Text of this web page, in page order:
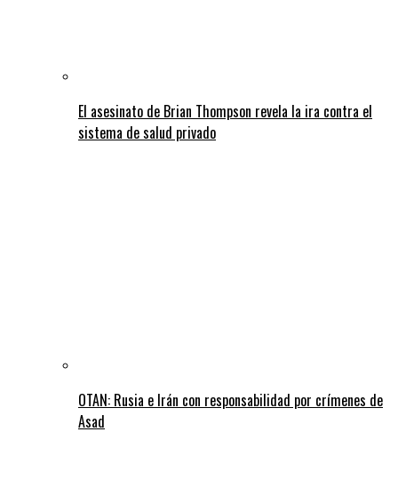
El asesinato de Brian Thompson revela la ira contra el
sistema de salud privado
OTAN: Rusia e Irán con responsabilidad por crímenes de
Asad